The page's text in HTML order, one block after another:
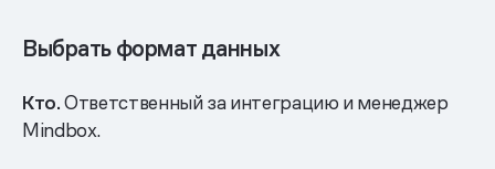
Выбрать формат данных
Кто.Ответственный за интеграцию и менеджер
Mindbox.